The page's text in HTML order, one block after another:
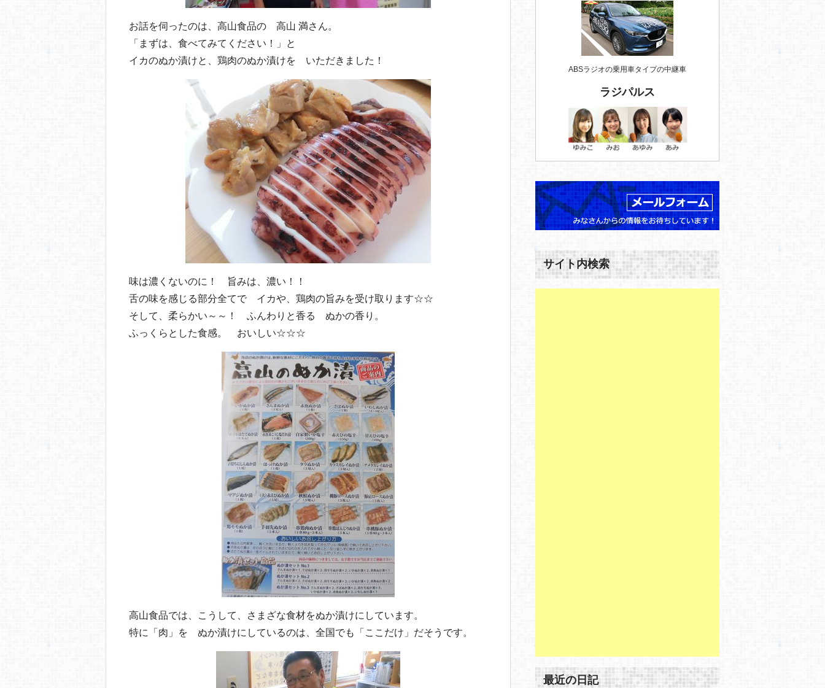
お話を伺ったのは、高山食品の 高山 満さん。
「まずは、食べてみてください！」と
イカのぬか漬けと、鶏肉のぬか漬けを いただきました！
味は濃くないのに！ 旨みは、濃い！！
舌の味を感じる部分全てで イカや、鶏肉の旨みを受け取ります☆☆
そして、柔らかい～～！ ふんわりと香る ぬかの香り。
ふっくらとした食感。 おいしい☆☆☆
高山食品では、こうして、さまざな食材をぬか漬けにしています。
特に「肉」を ぬか漬けにしているのは、全国でも「ここだけ」だそうです。
ABSラジオの乗用車タイプの中継車
ラジパルス
サイト内検索
最近の日記